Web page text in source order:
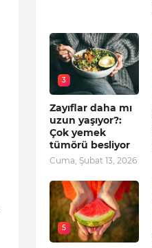
3
Zayıflar daha mı
uzun yaşıyor?:
Çok yemek
tümörü besliyor
Cuma, Şubat 13, 2026
5